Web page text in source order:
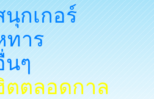
กเกอร์
าร
นๆ
ตตลอดกาล